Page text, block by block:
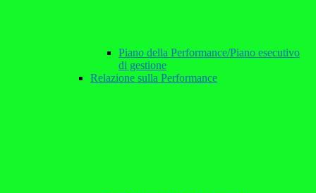
Piano della Performance/Piano esecutivo
di gestione
Relazione sulla Performance